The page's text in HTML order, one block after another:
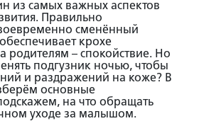
из самых важных аспектов
Правильно
сменённый
обеспечивает крохе
родителям – спокойствие. Но
подгузник ночью, чтобы
и раздражений на коже? В
основные
на что обращать
уходе за малышом.